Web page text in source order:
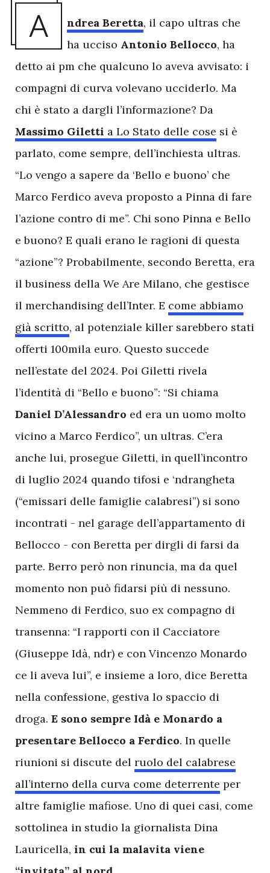
A ndrea Beretta, il capo ultras che
ha ucciso Antonio Bellocco, ha
detto ai pm che qualcuno lo aveva avvisato: i
compagni di curva volevano ucciderlo. Ma
chi è stato a dargli l’informazione? Da
Massimo Giletti a Lo Stato delle cose si è
parlato, come sempre, dell’inchiesta ultras.
“Lo vengo a sapere da ‘Bello e buono’ che
Marco Ferdico aveva proposto a Pinna di fare
l’azione contro di me”. Chi sono Pinna e Bello
e buono? E quali erano le ragioni di questa
“azione”? Probabilmente, secondo Beretta, era
il business della We Are Milano, che gestisce
il merchandising dell’Inter. E come abbiamo
già scritto, al potenziale killer sarebbero stati
offerti 100mila euro. Questo succede
nell’estate del 2024. Poi Giletti rivela
l’identità di “Bello e buono”: “Si chiama
Daniel D’Alessandro ed era un uomo molto
vicino a Marco Ferdico”, un ultras. C’era
anche lui, prosegue Giletti, in quell’incontro
di luglio 2024 quando tifosi e ‘ndrangheta
(“emissari delle famiglie calabresi”) si sono
incontrati - nel garage dell’appartamento di
Bellocco - con Beretta per dirgli di farsi da
parte. Berro però non rinuncia, ma da quel
momento non può fidarsi più di nessuno.
Nemmeno di Ferdico, suo ex compagno di
transenna: “I rapporti con il Cacciatore
(Giuseppe Idà, ndr) e con Vincenzo Monardo
ce li aveva lui”, e insieme a loro, dice Beretta
nella confessione, gestiva lo spaccio di
droga. E sono sempre Idà e Monardo a
presentare Bellocco a Ferdico. In quelle
riunioni si discute del ruolo del calabrese
all’interno della curva come deterrente per
altre famiglie mafiose. Uno di quei casi, come
sottolinea in studio la giornalista Dina
Lauricella, in cui la malavita viene